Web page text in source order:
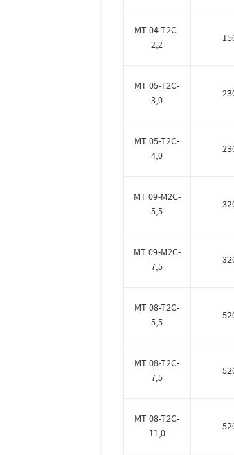
MT 04-T2C-
2,2
MT 05-T2C-
3,0
MT 05-T2C-
4,0
MT 09-M2C-
5,5
MT 09-M2C-
7,5
MT 08-T2C-
5,5
MT 08-T2C-
7,5
MT 08-T2C-
11,0